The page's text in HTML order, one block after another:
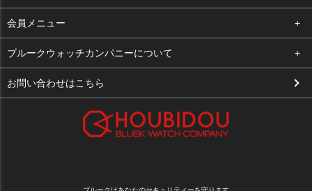
よくある質問
支払い・送料
お客様の声
会員メニュー
ログイン
お気に入り
ブルークウォッチカンパニーについて
会社概要
お問い合わせはこちら